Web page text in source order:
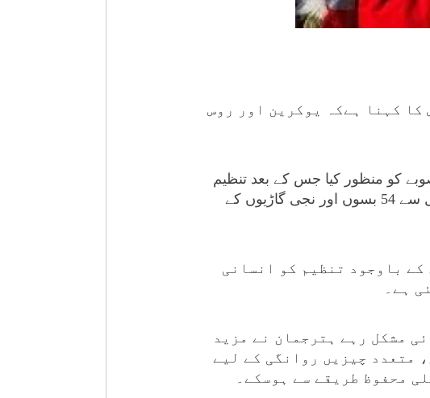
کا کہنا ہےکہ یوکرین اور روس
کو منظور کیا جس کے بعد تنظیم
نے شہرسے فوری انخلا کے لیے کوششیں تیز کردی ہیں جس کے تحت ماریوپول سے 54 بسوں اور نجی گاڑیوں کے
کے باوجود تنظیم کو انسانی
ہے۔
مشکل رہے ہترجمان نے مزید
متعدد چیزیں روانگی کے لیے
محفوظ طریقے سے ہوسکے۔